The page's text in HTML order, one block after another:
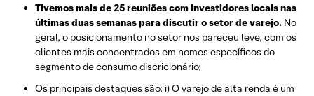
Tivemos mais de 25 reuniões com investidores locais nas
últimas duas semanas para discutir o setor de varejo. No
geral, o posicionamento no setor nos pareceu leve, com os
clientes mais concentrados em nomes específicos do
segmento de consumo discricionário;
Os principais destaques são: i) O varejo de alta renda é um